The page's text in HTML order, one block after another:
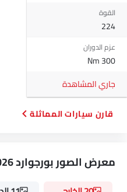
القوة
224
عزم الدوران
300 Nm
جاري المشاهدة
قارن سيارات المماثلة
معرض الصور بورجوارد BX7 2026